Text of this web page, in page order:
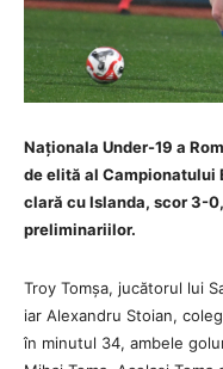
Naționala Under-19 a
de elită al Campionatului
clară cu Islanda, scor 3-
preliminariilor.
Troy Tomșa, jucătorul lui
iar Alexandru Stoian,
în minutul 34, ambele